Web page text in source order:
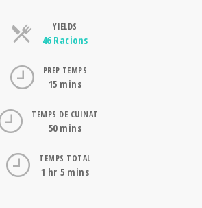
YIELDS
46 RacionsServings
PREP TEMPS
15 mins
TEMPS DE CUINAT
50 mins
TEMPS TOTAL
1 hr 5 mins